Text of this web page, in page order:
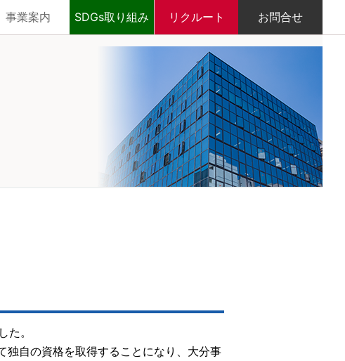
事業案内 SDGs取り組み リクルート お問合せ
。
独自の資格を取得することになり、大分事